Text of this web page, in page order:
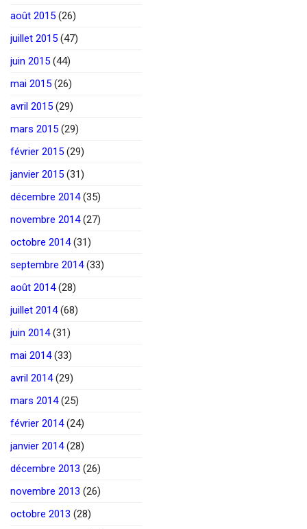
août 2015 (26)
juillet 2015 (47)
juin 2015 (44)
mai 2015 (26)
avril 2015 (29)
mars 2015 (29)
février 2015 (29)
janvier 2015 (31)
décembre 2014(35)
novembre 2014(27)
octobre 2014(31)
septembre 2014(33)
août 2014(28)
juillet 2014(68)
juin 2014(31)
mai 2014(33)
avril 2014(29)
mars 2014(25)
février 2014(24)
janvier 2014(28)
décembre 2013 (26)
novembre 2013 (26)
octobre 2013 (28)